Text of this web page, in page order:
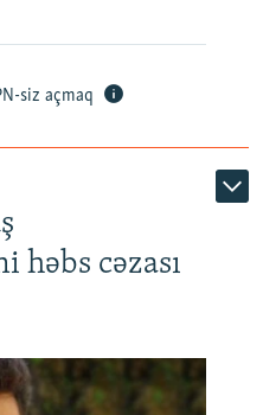
siz açmaq
həbs cəzası